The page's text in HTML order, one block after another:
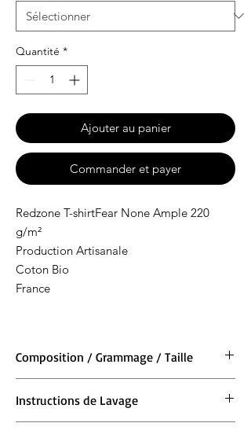
Quantité *
Ajouter au panier
Commander et payer
Redzone T-shirtFear None Ample 220
g/m²
Production Artisanale
Coton Bio
France
Composition / Grammage / Taille
Grammage : 220 g/m²
Taille : XS 76/81cm S 86/91cm M 97/102cm L
Instructions de Lavage